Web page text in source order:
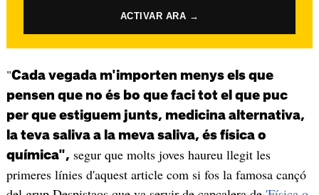
ACTIVAR ARA →
"Cada vegada m'importen menys els que
pensen que no és bo que faci tot el que puc
per que estiguem junts, medicina alternativa,
la teva saliva a la meva saliva, és física o
química", segur que molts joves haureu llegit les
primeres línies d'aquest article com si fos la famosa cançó